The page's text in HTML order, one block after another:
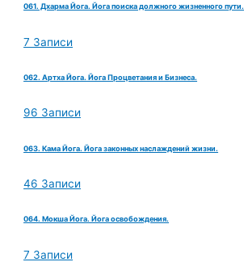
061. Дхарма Йога. Йога поиска должного жизненного пути.
7 Записи
062. Артха Йога. Йога Процветания и Бизнеса.
96 Записи
063. Кама Йога. Йога законных наслаждений жизни.
46 Записи
064. Мокша Йога. Йога освобождения.
7 Записи